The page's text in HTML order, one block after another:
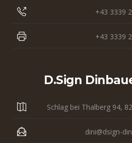
+43 3339
+43 3339
D.sign
Schlag bei Thalberg 94,
dini@dsign-